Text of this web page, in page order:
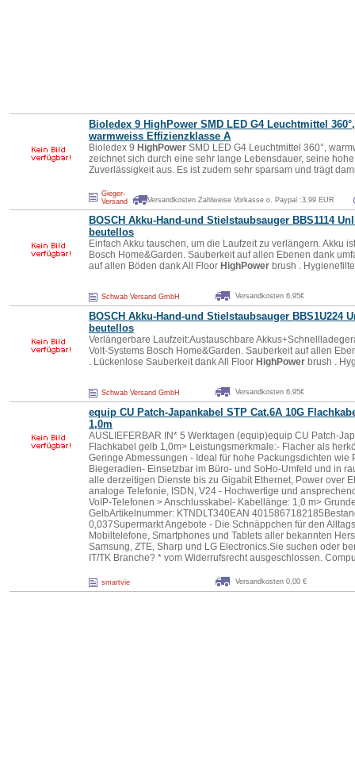
Bioledex 9 HighPower SMD LED G4 Leuchtmittel 360°,
warmweiss Effizienzklasse A
Bioledex 9 HighPower SMD LED G4 Leuchtmittel 360°,
zeichnet sich durch eine sehr lange Lebensdauer, seine
Zuverlässigkeit aus. Es ist zudem sehr sparsam und trägt
Gieger-
Versand
Versandkosten Zahlweise Vorkasse o. Paypal :3,99 EUR
BOSCH Akku-Hand-und Stielstaubsauger BBS1114
beutellos
Einfach Akku tauschen, um die Laufzeit zu verlängern. Akku
Bosch Home&Garden. Sauberkeit auf allen Ebenen dank
auf allen Böden dank All Floor HighPower brush .
Schwab Versand GmbH Versandkosten 6,95€
BOSCH Akku-Hand-und Stielstaubsauger BBS1U224
beutellos
Verlängerbare Laufzeit:Austauschbare
Volt-Systems Bosch Home&Garden. Sauberkeit auf allen
. Lückenlose Sauberkeit dank All Floor HighPower brush .
Schwab Versand GmbH Versandkosten 6,95€
equip CU Patch-Japankabel STP Cat.6A 10G
1,0m
AUSLIEFERBAR IN* 5 Werktagen (equip)equip CU Patch-
Flachkabel gelb 1,0m> Leistungsmerkmale:- Flacher als
Geringe Abmessungen - Ideal für hohe Packungsdichten wie
Biegeradien- Einsetzbar im Büro- und SoHo-Umfeld und in
alle derzeitigen Dienste bis zu Gigabit Ethernet, Power over
analoge Telefonie, ISDN, V24 - Hochwertige und
VoIP-Telefonen > Anschlusskabel- Kabellänge: 1,0 m>
GelbArtikelnummer: KTNDLT340EAN
0,037Supermarkt Angebote - Die Schnäppchen für den
Mobiltelefone, Smartphones und Tablets aller bekannten
Samsung, ZTE, Sharp und LG Electronics.Sie suchen oder
IT/TK Branche? * vom Widerrufsrecht ausgeschlossen.
smartvie Versandkosten 0,00 €